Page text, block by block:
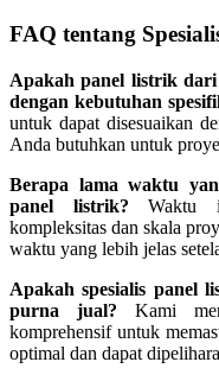
FAQ tentang
Apakah panel listrik dari
dengan kebutuhan
untuk dapat disesuaikan
Anda butuhkan untuk
Berapa lama waktu
panel listrik? Waktu
kompleksitas dan skala
waktu yang lebih jelas
Apakah spesialis panel
purna jual? Kami
komprehensif untuk
optimal dan dapat